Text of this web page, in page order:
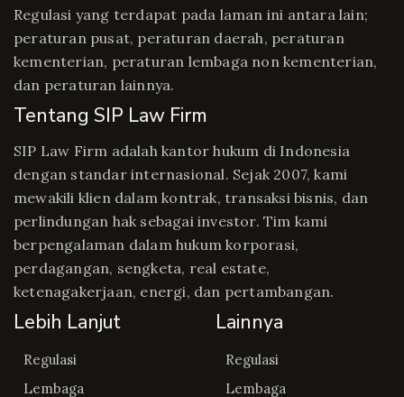
Regulasi yang terdapat pada laman ini antara lain;
peraturan pusat, peraturan daerah, peraturan
kementerian, peraturan lembaga non kementerian,
dan peraturan lainnya.
Tentang SIP Law Firm
SIP Law Firm adalah kantor hukum di Indonesia
dengan standar internasional. Sejak 2007, kami
mewakili klien dalam kontrak, transaksi bisnis, dan
perlindungan hak sebagai investor. Tim kami
berpengalaman dalam hukum korporasi,
perdagangan, sengketa, real estate,
ketenagakerjaan, energi, dan pertambangan.
Lebih Lanjut
Regulasi
Lembaga
Lainnya
Regulasi
Lembaga